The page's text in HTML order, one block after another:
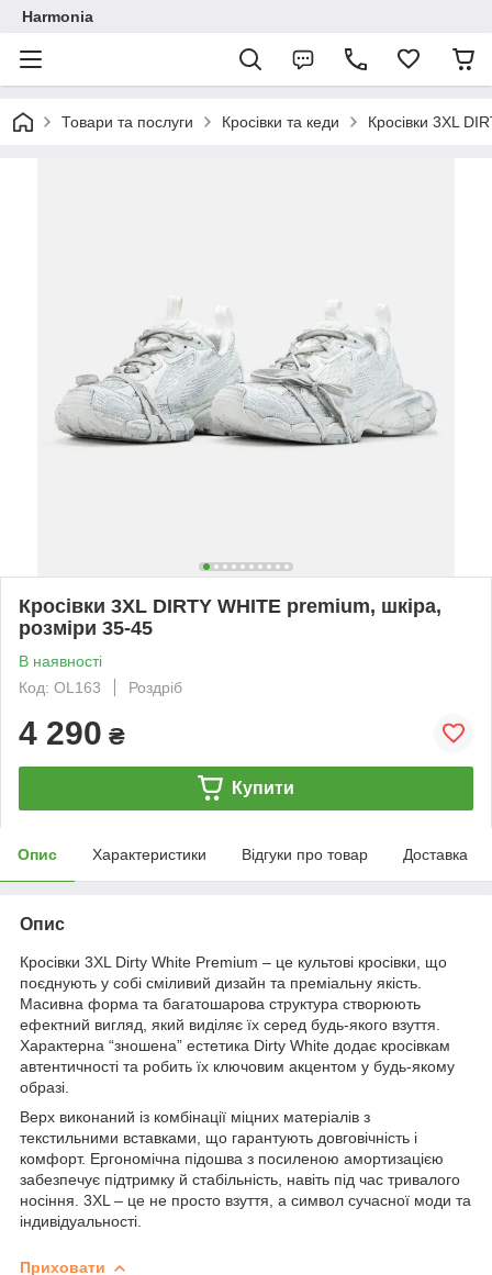
Harmonia
Товари та послуги Кросівки та кеди Кросівки 3XL
Кросівки 3XL DIRTY WHITE premium, шкіра,
розміри 35-45
В наявності
Код: OL163
Роздріб
4 290 ₴
Купити
Опис Характеристики Відгуки про товар Доставка
Опис
Кросівки 3XL Dirty White Premium – це культові кросівки, що
поєднують у собі сміливий дизайн та преміальну якість.
Масивна форма та багатошарова структура створюють
ефектний вигляд, який виділяє їх серед будь-якого взуття.
Характерна “зношена” естетика Dirty White додає кросівкам
автентичності та робить їх ключовим акцентом у будь-якому
образі.
Верх виконаний із комбінації міцних матеріалів з
текстильними вставками, що гарантують довговічність і
комфорт. Ергономічна підошва з посиленою амортизацією
забезпечує підтримку й стабільність, навіть під час тривалого
носіння. 3XL – це не просто взуття, а символ сучасної моди та
індивідуальності.
Приховати